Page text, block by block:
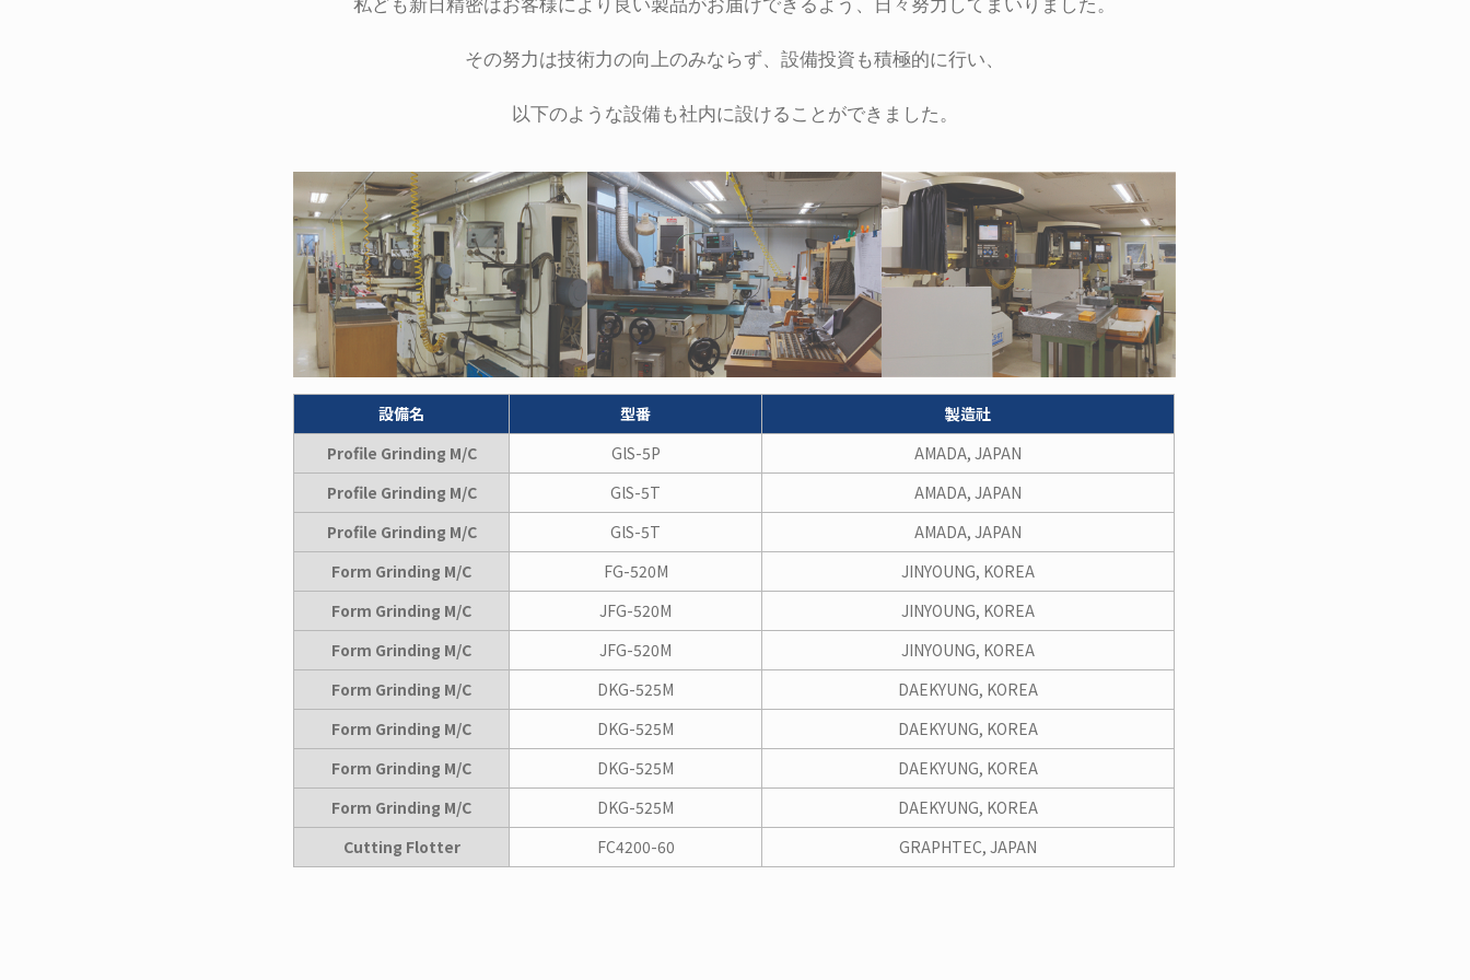
私ども新日精密はお客様により良い製品がお届けできるよう、日々努力してまいりました。
その努力は技術力の向上のみならず、設備投資も積極的に行い、
以下のような設備も社内に設けることができました。
設備名 型番
製造社
Profile Grinding M/C GlS-5P
AMADA, JAPAN
Profile Grinding M/C GlS-5T
AMADA, JAPAN
Profile Grinding M/C GlS-5T
AMADA, JAPAN
Form Grinding M/C
FG-520M
JINYOUNG, KOREA
Form Grinding M/C
JFG-520M
JINYOUNG, KOREA
Form Grinding M/C
JFG-520M
JINYOUNG, KOREA
Form Grinding M/C
DKG-525M
DAEKYUNG, KOREA
Form Grinding M/C
DKG-525M
DAEKYUNG, KOREA
Form Grinding M/C
DKG-525M
DAEKYUNG, KOREA
Form Grinding M/C
DKG-525M
DAEKYUNG, KOREA
Cutting Flotter
FC4200-60 GRAPHTEC, JAPAN